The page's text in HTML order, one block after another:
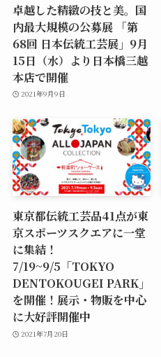
卓越した精緻の技と美。国
内最大規模の公募展 「第
68回 日本伝統工芸展」9月
15日（水）より日本橋三越
本店で開催
2021年9月9日
東京都伝統工芸品41点が東
京スポーツスクエアに一堂
に集結！
7/19~9/5「TOKYO
DENTOKOUGEI PARK」
を開催！展示・物販を中心
に大好評開催中
2021年7月20日